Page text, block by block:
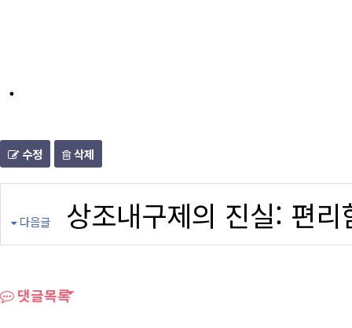
.
수정 삭제
다음글 상조내구제의 진실: 편
댓글목록